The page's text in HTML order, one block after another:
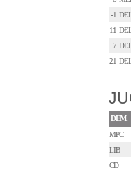
-1
11
7
21
DEM.
MPC
LIB
CD